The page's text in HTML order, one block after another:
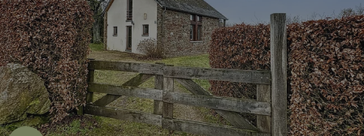
Cette Maison Nature fait de